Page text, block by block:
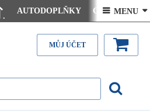
.
AUTODOPLŇKY Ceny doručení
Články - návody Kontakt
 MENU 
MŮJ ÚČET